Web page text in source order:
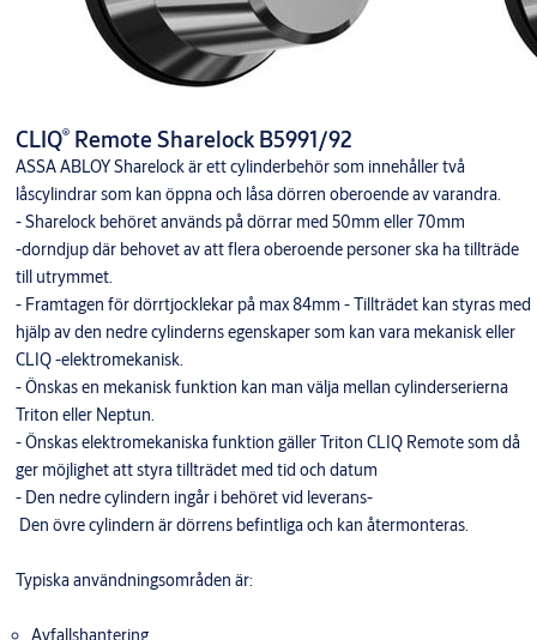
CLIQ®Remote Sharelock B5991/92
ASSA ABLOY Sharelock är ett cylinderbehör som innehåller två
låscylindrar som kan öppna och låsa dörren oberoende av varandra.
- Sharelock behöret används på dörrar med 50mm eller 70mm
-dorndjup där behovet av att flera oberoende personer ska ha tillträde
till utrymmet.
- Framtagen för dörrtjocklekar på max 84mm - Tillträdet kan styras med
hjälp av den nedre cylinderns egenskaper som kan vara mekanisk eller
CLIQ -elektromekanisk.
- Önskas en mekanisk funktion kan man välja mellan cylinderserierna
Triton eller Neptun.
- Önskas elektromekaniska funktion gäller Triton CLIQ Remote som då
ger möjlighet att styra tillträdet med tid och datum
- Den nedre cylindern ingår i behöret vid leverans-
Den övre cylindern är dörrens befintliga och kan återmonteras.
Typiska användningsområden är:
Avfallshantering